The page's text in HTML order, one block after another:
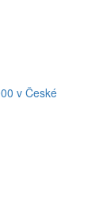
v České